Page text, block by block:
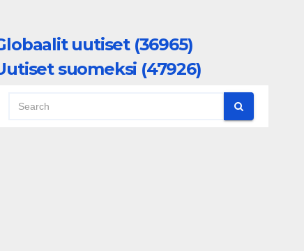
uutiset (36965)
suomeksi (47926)